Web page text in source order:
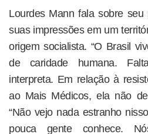
Lourdes Mann fala sobre
suas impressões em um
origem socialista. “O Brasil
de caridade humana.
interpreta. Em relação à
ao Mais Médicos, ela não
“Não vejo nada estranho
pouca gente conhece.